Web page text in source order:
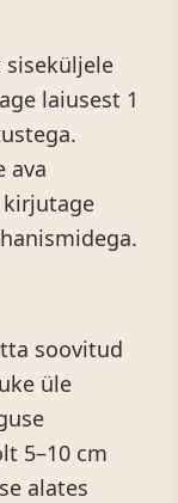
siseküljele
laiusest 1
ava
kirjutage
soovitud
üle
5–10 cm
alates